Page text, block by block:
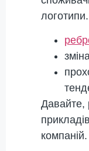
Давайте,
компаній.